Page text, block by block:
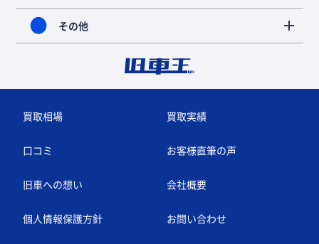
その他
買取相場 買取実績
口コミ お客様直筆の声
旧車への想い 会社概要
個人情報保護方針 お問い合わせ